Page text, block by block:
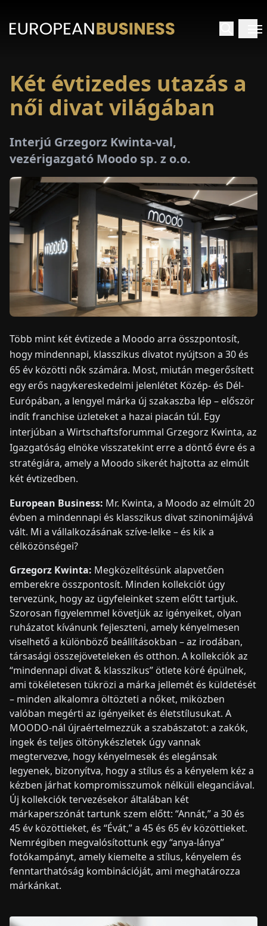
E-
PAPÍR
ENDEFRESIT NLPL HU
KAPCSOLAT
Két évtizedes utazás a
női divat világában
Interjú Grzegorz Kwinta-val,
vezérigazgató Moodo sp. z o.o.
Több mint két évtizede a Moodo arra összpontosít,
hogy mindennapi, klasszikus divatot nyújtson a 30 és
65 év közötti nők számára. Most, miután megerősített
egy erős nagykereskedelmi jelenlétet Közép- és Dél-
Európában, a lengyel márka új szakaszba lép – először
indít franchise üzleteket a hazai piacán túl. Egy
interjúban a Wirtschaftsforummal Grzegorz Kwinta, az
Igazgatóság elnöke visszatekint erre a döntő évre és a
stratégiára, amely a Moodo sikerét hajtotta az elmúlt
két évtizedben.
European Business: Mr. Kwinta, a Moodo az elmúlt 20
évben a mindennapi és klasszikus divat szinonimájává
vált. Mi a vállalkozásának szíve-lelke – és kik a
célközönségei?
Grzegorz Kwinta: Megközelítésünk alapvetően
emberekre összpontosít. Minden kollekciót úgy
tervezünk, hogy az ügyfeleinket szem előtt tartjuk.
Szorosan figyelemmel követjük az igényeiket, olyan
ruházatot kívánunk fejleszteni, amely kényelmesen
viselhető a különböző beállításokban – az irodában,
társasági összejöveteleken és otthon. A kollekciók az
“mindennapi divat & klasszikus” ötlete köré épülnek,
ami tökéletesen tükrözi a márka jellemét és küldetését
– minden alkalomra öltözteti a nőket, miközben
valóban megérti az igényeiket és életstílusukat. A
MOODO-nál újraértelmezzük a szabászatot: a zakók,
ingek és teljes öltönykészletek úgy vannak
megtervezve, hogy kényelmesek és elegánsak
legyenek, bizonyítva, hogy a stílus és a kényelem kéz a
kézben járhat kompromisszumok nélküli eleganciával.
Új kollekciók tervezésekor általában két
márkaperszónát tartunk szem előtt: “Annát,” a 30 és
45 év közöttieket, és “Évát,” a 45 és 65 év közöttieket.
Nemrégiben megvalósítottunk egy “anya-lánya”
fotókampányt, amely kiemelte a stílus, kényelem és
fenntarthatóság kombinációját, ami meghatározza
márkánkat.